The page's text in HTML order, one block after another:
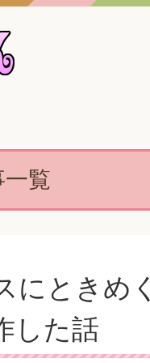
一覧
にときめ
した話